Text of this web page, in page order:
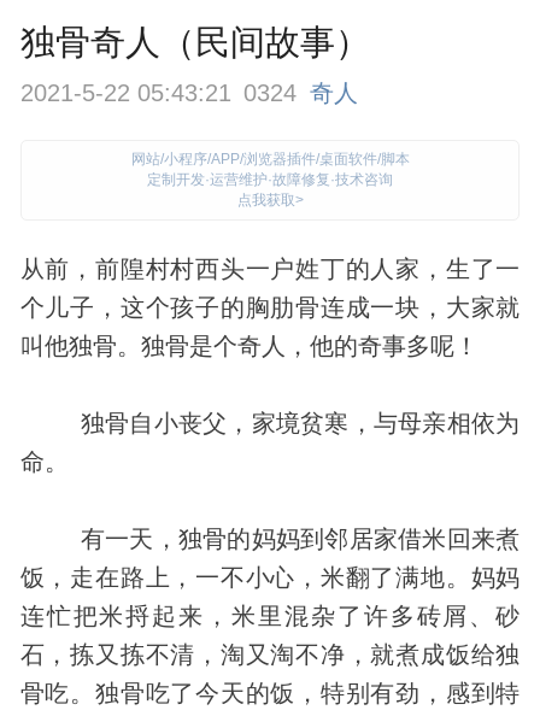
独骨奇人（民间故事）
2021-5-22 05:43:21 0324 奇人
网站/小程序/APP/浏览器插件/桌面软件/脚本
定制开发·运营维护·故障修复·技术咨询
点我获取>
从前，前隍村村西头一户姓丁的人家，生了一
个儿子，这个孩子的胸肋骨连成一块，大家就
叫他独骨。独骨是个奇人 ，他的奇事多呢！
独骨自小丧父，家境贫寒，与母亲相依为
命。
有一天，独骨的妈妈到邻居家借米回来煮
饭，走在路上，一不小心，米翻了满地。妈妈
连忙把米捋起来，米里混杂了许多砖屑、砂
石，拣又拣不清，淘又淘不净，就煮成饭给独
骨吃。独骨吃了今天的饭，特别有劲，感到特